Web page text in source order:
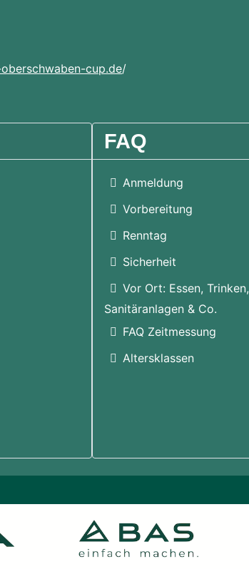
cup.de/
FAQ
Anmeldung
Vorbereitung
Renntag
Sicherheit
Vor Ort: Essen, Trinken,
Sanitäranlagen & Co.
FAQ Zeitmessung
Altersklassen